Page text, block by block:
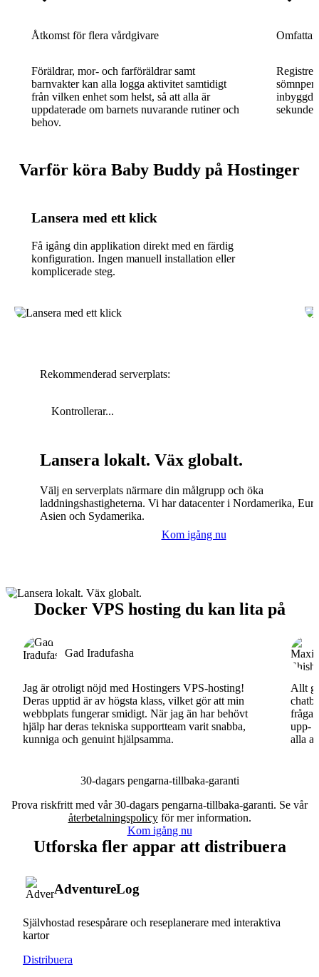
Åtkomst för flera vårdgivare
Föräldrar, mor- och farföräldrar samt
barnvakter kan alla logga aktivitet samtidigt
från vilken enhet som helst, så att alla är
uppdaterade om barnets nuvarande rutiner och
behov.
Varför köra Baby Buddy på Hostinger
Lansera med ett klick
Få igång din applikation direkt med en färdig
konfiguration. Ingen manuell installation eller
komplicerade steg.
Rekommenderad serverplats:
Kontrollerar...
Lansera lokalt. Väx globalt.
Välj en serverplats närmare din målgrupp och öka
laddningshastigheterna. Vi har datacenter i Nordamerika,
Asien och Sydamerika.
Kom igång nu
Docker VPS hosting du kan lita på
Gad Iradufasha
Jag är otroligt nöjd med Hostingers VPS-hosting!
Deras upptid är av högsta klass, vilket gör att min
webbplats fungerar smidigt. När jag än har behövt
hjälp har deras tekniska supportteam varit snabba,
kunniga och genuint hjälpsamma.
Allt
fråga.
upp-
alla
30-dagars pengarna-tillbaka-garanti
Prova riskfritt med vår 30-dagars pengarna-tillbaka-garanti. Se vår
återbetalningspolicyför mer information.
Kom igång nu
Utforska fler appar att distribuera
AdventureLog
Självhostad resespårare och reseplanerare med interaktiva
kartor
Distribuera